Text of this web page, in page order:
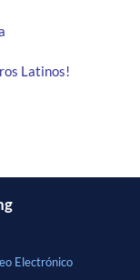
Latinos!
Electrónico